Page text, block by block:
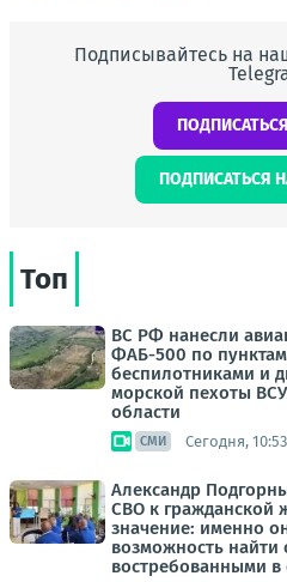
Подписывайтесь на
ПОДПИСАТЬСЯ
Топ
ВС РФ нанесли
ФАБ-500 по
беспилотниками и
морской пехоты
области
СМИ Сегодня, 10:53
Александр
СВО к гражданской
значение: именно
возможность найти
востребованными в